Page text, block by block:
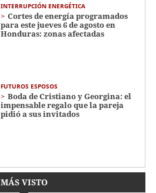
INTERRUPCIÓN ENERGÉTICA
Cortes de energía programados
para este jueves 6 de agosto en
Honduras: zonas afectadas
FUTUROS ESPOSOS
Boda de Cristiano y Georgina: el
impensable regalo que la pareja
pidió a sus invitados
MÁS VISTO